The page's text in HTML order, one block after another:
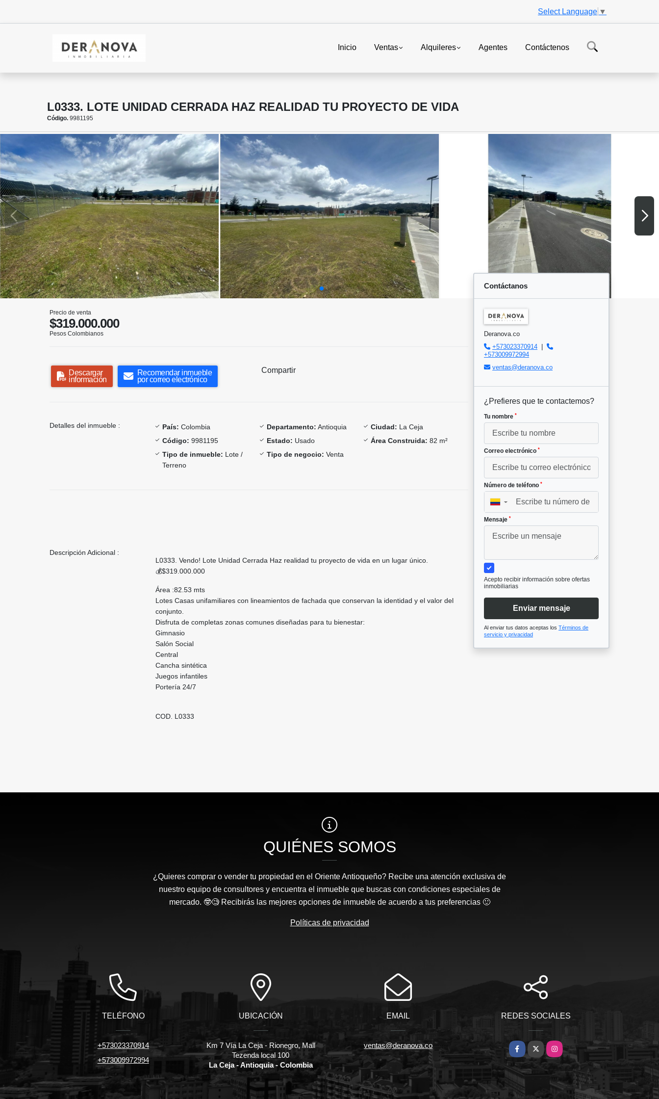
Select Language ▼
Inicio Ventas Alquileres Agentes Contáctenos
L0333. LOTE UNIDAD CERRADA HAZ REALIDAD TU PROYECTO DE VIDA
Código. 9981195
Precio de venta
$319.000.000
Pesos Colombianos
Descargar
información
Recomendar inmueble
por correo electrónico
Compartir
Detalles del inmueble : País: Colombia Departamento: Antioquia Ciudad: La Ceja
Código: 9981195 Estado: Usado Área Construida: 82 m²
Tipo de inmueble: Lote /
Terreno
Tipo de negocio: Venta
Descripción Adicional :
L0333. Vendo! Lote Unidad Cerrada Haz realidad tu proyecto de vida en un lugar único.
💰$319.000.000
Área :82.53 mts
Lotes Casas unifamiliares con lineamientos de fachada que conservan la identidad y el valor del
conjunto.
Disfruta de completas zonas comunes diseñadas para tu bienestar:
Gimnasio
Salón Social
Central
Cancha sintética
Juegos infantiles
Portería 24/7
COD. L0333
Contáctanos
Deranova.co
+573023370914
+573009972994
ventas@deranova.co
¿Prefieres que te contactemos?
Tu nombre *
Correo electrónico *
Número de teléfono *
▼
Mensaje *
Acepto recibir información sobre ofertas
inmobiliarias
Enviar mensaje
Al enviar tus datos aceptas los Términos de
servicio y privacidad
QUIÉNES SOMOS
¿Quieres comprar o vender tu propiedad en el Oriente Antioqueño? Recibe una atención exclusiva de
nuestro equipo de consultores y encuentra el inmueble que buscas con condiciones especiales de
mercado. 🤓🧐 Recibirás las mejores opciones de inmueble de acuerdo a tus preferencias 🙂
Políticas de privacidad
TELÉFONO
+573023370914
+573009972994
UBICACIÓN
Km 7 Vía La Ceja - Rionegro, Mall
Tezenda local 100
La Ceja - Antioquia - Colombia
EMAIL
ventas@deranova.co
REDES SOCIALES
Facebook
X Instagram